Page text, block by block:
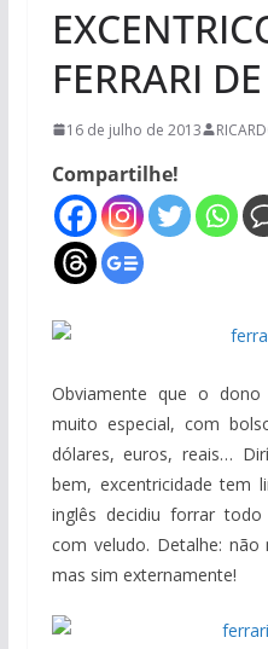
FERRARI
16 de julho de 2013
Compartilhe!
Obviamente que o
muito especial, com
dólares, euros, reais…
bem, excentricidade tem
inglês decidiu forrar
com veludo. Detalhe:
mas sim externamente!